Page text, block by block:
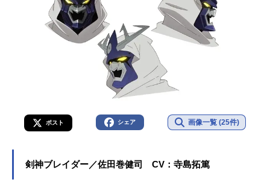
ポスト シェア 画像一覧 (25件)
剣神ブレイダー／佐田巻健司 CV：寺島拓篤